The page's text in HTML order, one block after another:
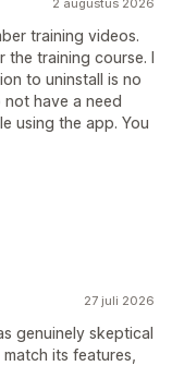
2 augustus 2026
training videos.
training course. I
to uninstall is no
have a need
using the app. You
27 juli 2026
genuinely skeptical
its features,